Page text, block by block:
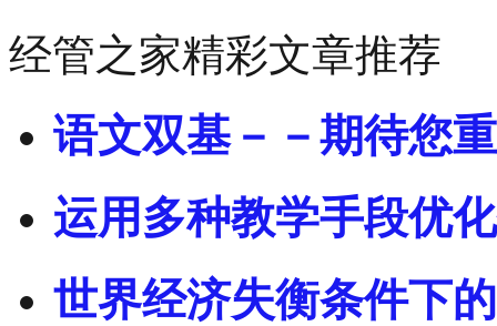
经管之家精彩文章推荐
语文双基－－期待您
运用多种教学手段优
世界经济失衡条件下